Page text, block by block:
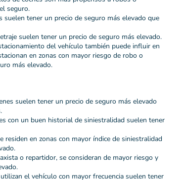
seguro.
suelen tener un precio de seguro más elevado que
suelen tener un precio de seguro más elevado.
del vehículo también puede influir en
en zonas con mayor riesgo de robo o
más elevado.
suelen tener un precio de seguro más elevado
con un buen historial de siniestralidad suelen tener
residen en zonas con mayor índice de siniestralidad
o repartidor, se consideran de mayor riesgo y
el vehículo con mayor frecuencia suelen tener